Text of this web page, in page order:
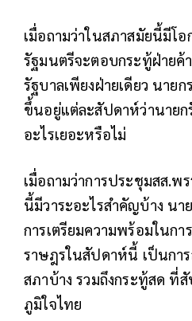
เมื่อถามว่าในสภาสมัยนี้มีโ
รัฐมนตรีจะตอบกระทู้ฝ่ายค้
รัฐบาลเพียงฝ่ายเดียว นาย
ขึ้นอยู่แต่ละสัปดาห์ว่านายก
อะไรเยอะหรือไม่
เมื่อถามว่าการประชุมสส.พ
นี้มีวาระอะไรสำคัญบ้าง นา
การเตรียมความพร้อมในก
ราษฎรในสัปดาห์นี้ เป็นกา
สภาบ้าง รวมถึงกระทู้สด ที่
ภูมิใจไทย